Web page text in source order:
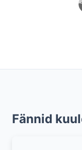
Fännid